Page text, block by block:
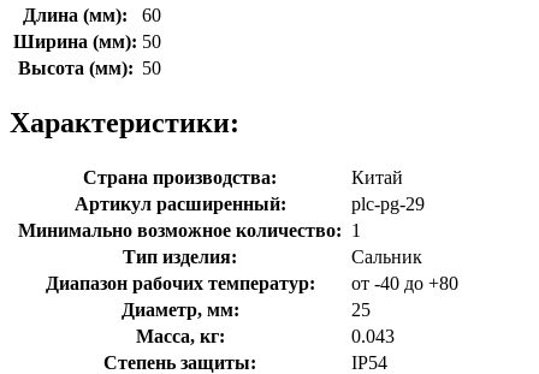
Длина (мм):
60
Ширина (мм): 50
Высота (мм): 50
Характеристики:
Страна производства:
Китай
Артикул расширенный:
plc-pg-29
Минимально возможное количество: 1
Тип изделия:
Сальник
Диапазон рабочих температур:
от -40 до +80
Диаметр, мм:
25
Масса, кг:
0.043
Степень защиты:
IP54